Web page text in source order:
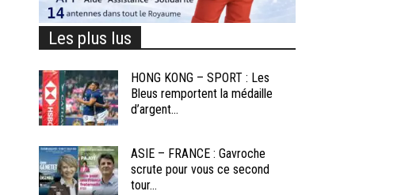
Les plus lus
HONG KONG – SPORT : Les
Bleus remportent la médaille
d’argent...
ASIE – FRANCE : Gavroche
scrute pour vous ce second
tour...